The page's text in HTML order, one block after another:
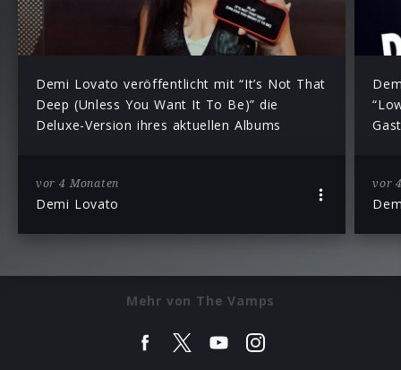
Demi Lovato veröffentlicht mit “It’s Not That
Deep (Unless You Want It To Be)” die
Deluxe-Version ihres aktuellen Albums
vor 4 Monaten
Demi Lovato
vor
Mehr von The Vamps